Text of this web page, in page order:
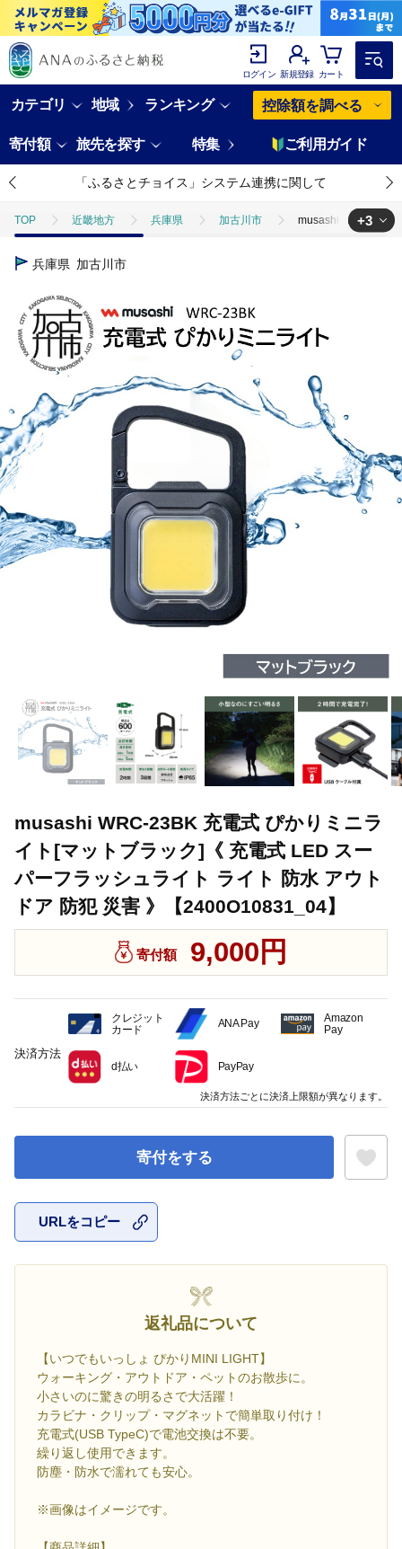
ログイン 新規登録 カート
カテゴリ 地域 ランキング 控除額を調べる
寄付額 旅先を探す 特集 ご利用ガイド
「ふるさとチョイス」システム連携に関して
TOP 近畿地方 兵庫県 加古川市 musashi WRC-23BK
TOP
TOP 電化製品
+3
兵庫県 加古川市
musashi WRC-23BK 充電式 ぴかりミニラ
イト[マットブラック]《 充電式 LED スー
パーフラッシュライト ライト 防水 アウト
ドア 防犯 災害 》【2400O10831_04】
寄付額 9,000円
寄付をする
URLをコピー
返礼品について
【いつでもいっしょ ぴかりMINI LIGHT】
ウォーキング・アウトドア・ペットのお散歩に。
小さいのに驚きの明るさで大活躍！
カラビナ・クリップ・マグネットで簡単取り付け！
充電式(USB TypeC)で電池交換は不要。
繰り返し使用できます。
防塵・防水で濡れても安心。
※画像はイメージです。
決済方法
クレジット
カード
ANA Pay
Amazon
Pay
d払い PayPay
決済方法ごとに決済上限額が異なります。